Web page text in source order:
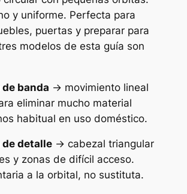
y uniforme. Perfecta para
puertas y preparar para
modelos de esta guía son
banda → movimiento lineal
eliminar mucho material
habitual en uso doméstico.
de detalle→ cabezal triangular
y zonas de difícil acceso.
a la orbital, no sustituta.